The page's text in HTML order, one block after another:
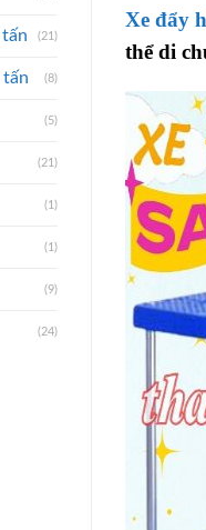
(21)
(8)
(5)
(21)
(1)
(1)
(9)
(24)
Xe đẩy
thể di